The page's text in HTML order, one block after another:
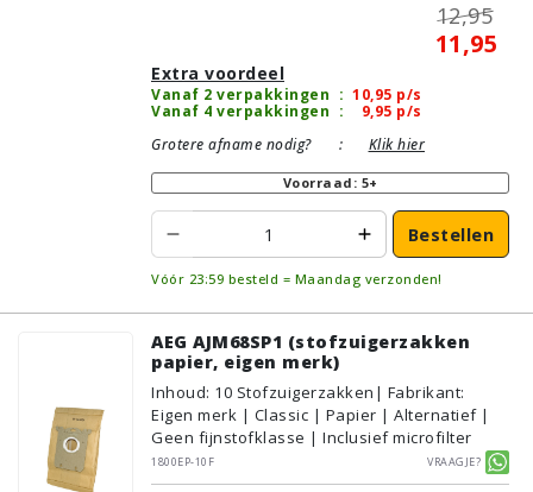
12,95
11,95
Extra voordeel
Vanaf 2 verpakkingen : 10,95 p/s
Vanaf 4 verpakkingen : 9,95 p/s
Grotere afname nodig?
: Klik hier
Voorraad: 5+
Bestellen
Vóór 23:59 besteld = Maandag verzonden!
AEG AJM68SP1 (stofzuigerzakken
papier, eigen merk)
Inhoud: 10 Stofzuigerzakken | Fabrikant:
Eigen merk | Classic | Papier | Alternatief |
Geen fijnstofklasse | Inclusief microfilter
1800EP-10F
Vraagje?